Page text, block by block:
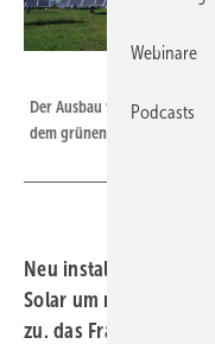
Der Ausbau von Wind- und
dem grünen
Neu installierte
Solar um rund 85
zu. das Fraunhofer
Webinare
Podcasts